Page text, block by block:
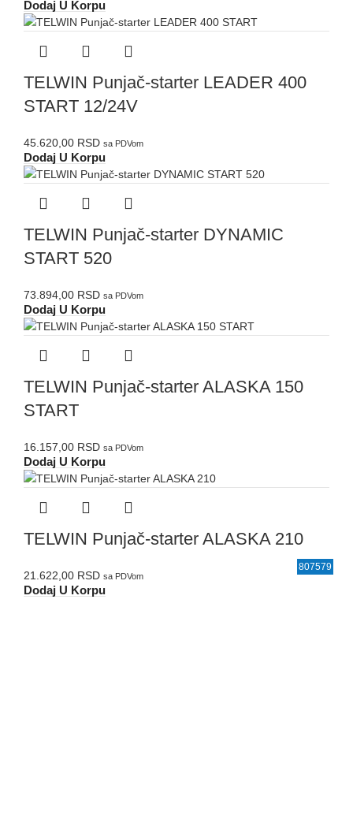
829491
829492
829344
Dodaj U Korpu
829343
TELWIN Punjač-starter LEADER 400
START 12/24V
45.620,00 RSD sa PDVom
Dodaj U Korpu
TELWIN Punjač-starter DYNAMIC
START 520
73.894,00 RSD sa PDVom
Dodaj U Korpu
829383
TELWIN Punjač-starter ALASKA 150
START
16.157,00 RSD sa PDVom
Dodaj U Korpu
807576
TELWIN Punjač-starter ALASKA 210
21.622,00 RSD sa PDVom
Dodaj U Korpu
807579